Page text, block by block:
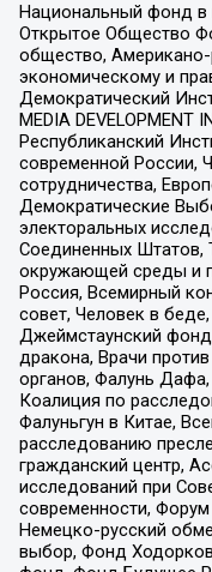
Национальный фонд в
Открытое Общество
общество,
экономическому и
Демократический
MEDIA DEVELOPMENT
Республиканский
современной России,
сотрудничества,
Демократические
электоральных
Соединенных Штатов,
окружающей среды и
Россия, Всемирный
совет, Человек в
Джеймстаунский
дракона, Врачи
органов, Фалунь Дафа,
Коалиция по
Фалуньгун в Китае,
расследованию
гражданский центр,
исследований при
современности,
Немецко-русский
выбор, Фонд